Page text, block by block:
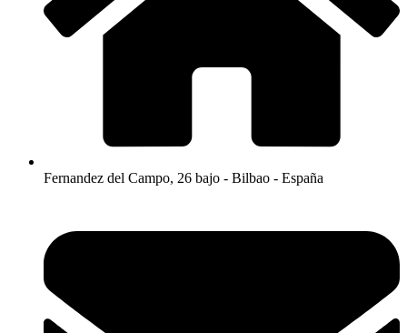
Fernandez del Campo, 26 bajo - Bilbao - España